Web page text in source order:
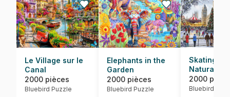
Le Village sur le
Canal
2000 pièces
Bluebird Puzzle
Elephants in the
Garden
2000 pièces
Bluebird Puzzle
Skating
Natural
Museum
2000
Bluebird